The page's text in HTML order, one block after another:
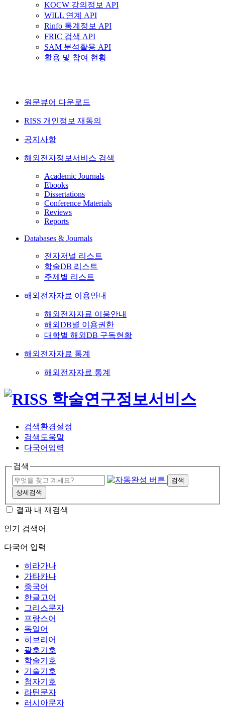
KOCW 강의정보 API
WILL 연계 API
Rinfo 통계정보 API
FRIC 검색 API
SAM 분석활용 API
활용 및 참여 현황
원문뷰어 다운로드
RISS 개인정보 재동의
공지사항
해외전자정보서비스 검색
Academic Journals
Ebooks
Dissertations
Conference Materials
Reviews
Reports
Databases & Journals
전자저널 리스트
학술DB 리스트
주제별 리스트
해외전자자료 이용안내
해외전자자료 이용안내
해외DB별 이용권한
대학별 해외DB 구독현황
해외전자자료 통계
해외전자자료 통계
검색환경설정
검색도움말
다국어입력
검색
검색
상세검색
결과 내 재검색
인기 검색어
다국어 입력
히라가나
가타카나
중국어
한글고어
그리스문자
프랑스어
독일어
히브리어
괄호기호
학술기호
기술기호
첨자기호
라틴문자
러시아문자